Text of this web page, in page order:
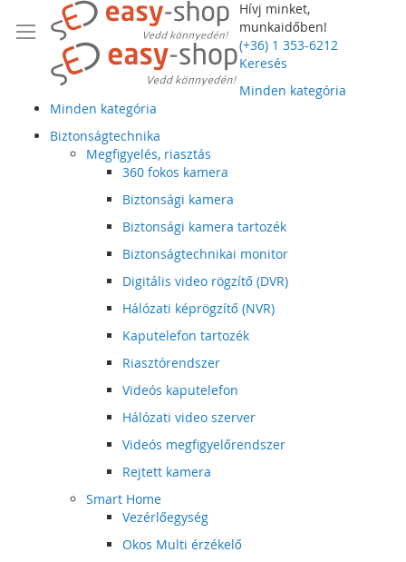
Hívj minket,
munkaidőben!
(+36) 1 353-6212
Keresés
Minden kategória
Minden kategória
Biztonságtechnika
Megfigyelés, riasztás
360 fokos kamera
Biztonsági kamera
Biztonsági kamera tartozék
Biztonságtechnikai monitor
Digitális video rögzítő (DVR)
Hálózati képrögzítő (NVR)
Kaputelefon tartozék
Riasztórendszer
Videós kaputelefon
Hálózati video szerver
Videós megfigyelőrendszer
Rejtett kamera
Smart Home
Vezérlőegység
Okos Multi érzékelő